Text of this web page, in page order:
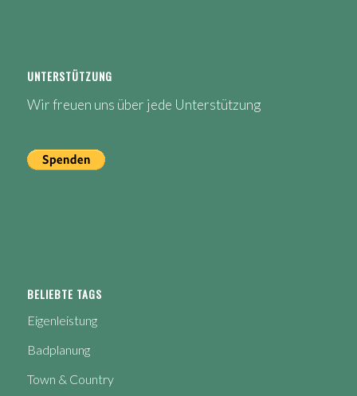
UNTERSTÜTZUNG
Wir freuen uns über jede Unterstützung
BELIEBTE TAGS
Eigenleistung
Badplanung
Town & Country